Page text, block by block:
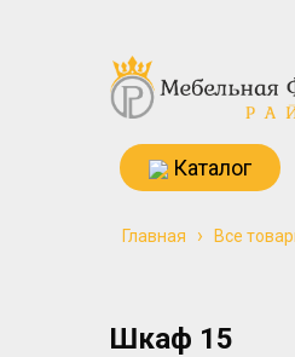
Каталог
Главная › Все
Шкаф 15